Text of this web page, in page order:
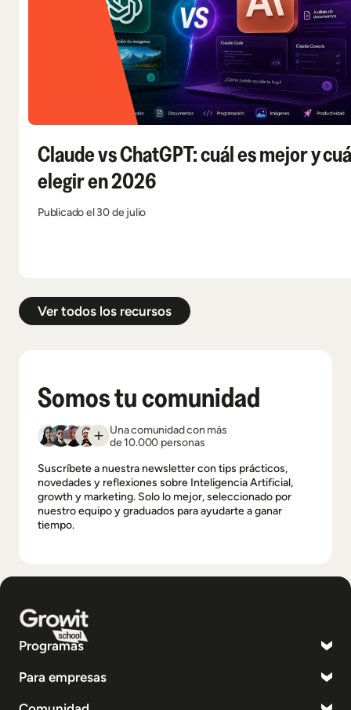
Claude vs ChatGPT: cuál es mejor y
elegir en 2026
Publicado el 30 de julio
Ver todos los recursos
Somos tu comunidad
Una comunidad con más
de 10.000 personas
Suscríbete a nuestra newsletter con tips prácticos,
novedades y reflexiones sobre Inteligencia Artificial,
growth y marketing. Solo lo mejor, seleccionado por
nuestro equipo y graduados para ayudarte a ganar
tiempo.
Programas
Para empresas